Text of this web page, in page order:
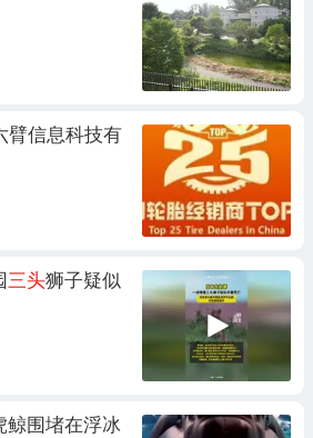
臂信息科技有
三头狮子疑似
鲸围堵在浮冰